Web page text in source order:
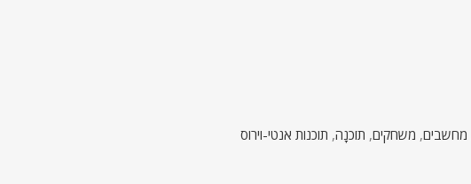
מחשבים, משחקים, תוֹכנָה, תוכנות אנטי-וירוס